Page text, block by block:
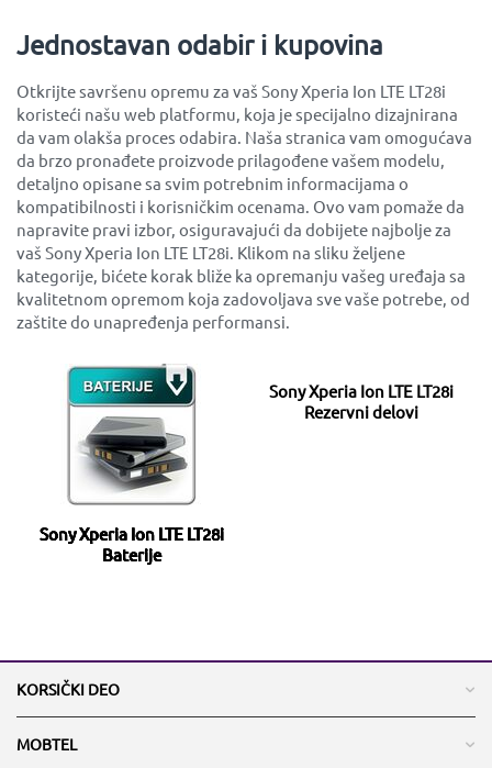
Jednostavan odabir i kupovina
Otkrijte savršenu opremu za vaš Sony Xperia Ion LTE LT28i
koristeći našu web platformu, koja je specijalno dizajnirana
da vam olakša proces odabira. Naša stranica vam omogućava
da brzo pronađete proizvode prilagođene vašem modelu,
detaljno opisane sa svim potrebnim informacijama o
kompatibilnosti i korisničkim ocenama. Ovo vam pomaže da
napravite pravi izbor, osiguravajući da dobijete najbolje za
vaš Sony Xperia Ion LTE LT28i. Klikom na sliku željene
kategorije, bićete korak bliže ka opremanju vašeg uređaja sa
kvalitetnom opremom koja zadovoljava sve vaše potrebe, od
zaštite do unapređenja performansi.
Sony Xperia Ion LTE LT28i
Baterije
Sony Xperia Ion LTE LT28i
Rezervni delovi
KORSIČKI DEO
MOBTEL